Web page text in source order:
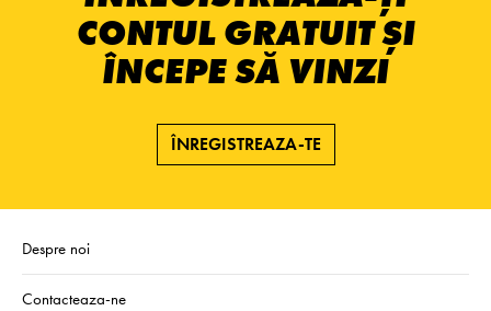
CONTUL GRATUIT ȘI
ÎNCEPE SĂ VINZI
ÎNREGISTREAZA-TE
Despre noi
Contacteaza-ne